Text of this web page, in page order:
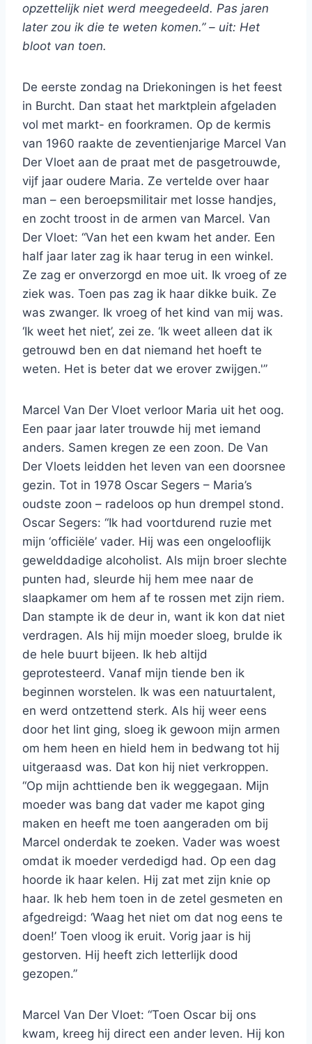
opzettelijk niet werd meegedeeld. Pas jaren
later zou ik die te weten komen.” – uit: Het
bloot van toen.
De eerste zondag na Driekoningen is het feest
in Burcht. Dan staat het marktplein afgeladen
vol met markt- en foorkramen. Op de kermis
van 1960 raakte de zeventienjarige Marcel Van
Der Vloet aan de praat met de pasgetrouwde,
vijf jaar oudere Maria. Ze vertelde over haar
man – een beroepsmilitair met losse handjes,
en zocht troost in de armen van Marcel. Van
Der Vloet: “Van het een kwam het ander. Een
half jaar later zag ik haar terug in een winkel.
Ze zag er onverzorgd en moe uit. Ik vroeg of ze
ziek was. Toen pas zag ik haar dikke buik. Ze
was zwanger. Ik vroeg of het kind van mij was.
‘Ik weet het niet’, zei ze. ‘Ik weet alleen dat ik
getrouwd ben en dat niemand het hoeft te
weten. Het is beter dat we erover zwijgen.'”
Marcel Van Der Vloet verloor Maria uit het oog.
Een paar jaar later trouwde hij met iemand
anders. Samen kregen ze een zoon. De Van
Der Vloets leidden het leven van een doorsnee
gezin. Tot in 1978 Oscar Segers – Maria’s
oudste zoon – radeloos op hun drempel stond.
Oscar Segers: “Ik had voortdurend ruzie met
mijn ‘officiële’ vader. Hij was een ongelooflijk
gewelddadige alcoholist. Als mijn broer slechte
punten had, sleurde hij hem mee naar de
slaapkamer om hem af te rossen met zijn riem.
Dan stampte ik de deur in, want ik kon dat niet
verdragen. Als hij mijn moeder sloeg, brulde ik
de hele buurt bijeen. Ik heb altijd
geprotesteerd. Vanaf mijn tiende ben ik
beginnen worstelen. Ik was een natuurtalent,
en werd ontzettend sterk. Als hij weer eens
door het lint ging, sloeg ik gewoon mijn armen
om hem heen en hield hem in bedwang tot hij
uitgeraasd was. Dat kon hij niet verkroppen.
“Op mijn achttiende ben ik weggegaan. Mijn
moeder was bang dat vader me kapot ging
maken en heeft me toen aangeraden om bij
Marcel onderdak te zoeken. Vader was woest
omdat ik moeder verdedigd had. Op een dag
hoorde ik haar kelen. Hij zat met zijn knie op
haar. Ik heb hem toen in de zetel gesmeten en
afgedreigd: ‘Waag het niet om dat nog eens te
doen!’ Toen vloog ik eruit. Vorig jaar is hij
gestorven. Hij heeft zich letterlijk dood
gezopen.”
Marcel Van Der Vloet: “Toen Oscar bij ons
kwam, kreeg hij direct een ander leven. Hij kon